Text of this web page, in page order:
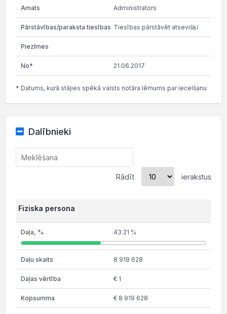
Administrators
Tiesības pārstāvēt atsevišķi
21.06.2017
* Datums, kurā stājies spēkā valsts notāra lēmums par iecelšanu
Dalībnieki
Rādīt ierakstus
Fiziska persona
43.21 %
8 919 628
€ 1
€ 8 919 628